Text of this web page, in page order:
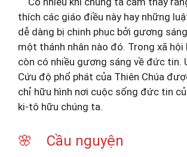
thích các giáo điều này hay những
dễ dàng bị chinh phục bởi gương
một thánh nhân nào đó. Trong xã hội
còn có nhiều gương sáng về đức tin.
Cứu độ phổ phát của Thiên Chúa
chỉ hữu hình nơi cuộc sống đức tin
ki-tô hữu chúng ta.
🌸 Cầu nguyện